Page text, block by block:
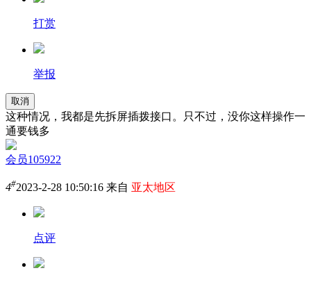
打赏
举报
取消
这种情况，我都是先拆屏插拨接口。只不过，没你这样操作一
通要钱多
会员105922
4#2023-2-28 10:50:16 来自 亚太地区
点评